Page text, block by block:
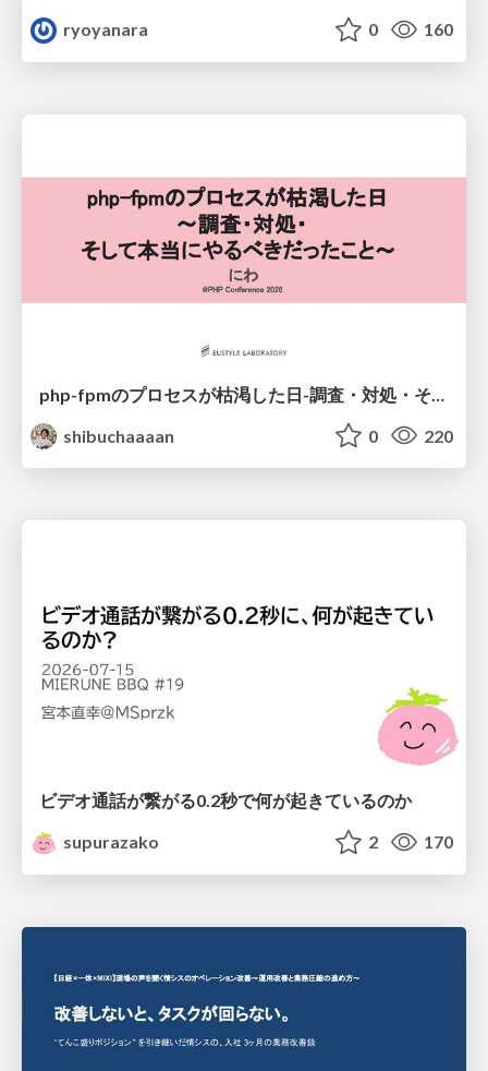
ryoyanara
0 160
shibuchaaaan
0 220
ビデオ通話が繋がる0.2秒で何が起きているのか
supurazako
2 170